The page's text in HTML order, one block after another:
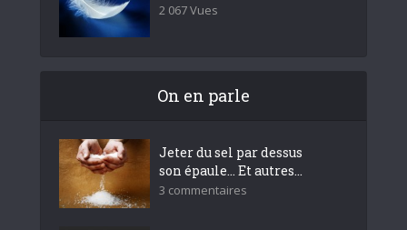
2 067 Vues
On en parle
Jeter du sel par dessus
son épaule… Et autres...
3 commentaires